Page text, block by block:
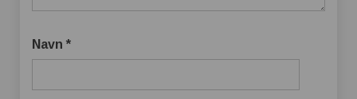
Navn *